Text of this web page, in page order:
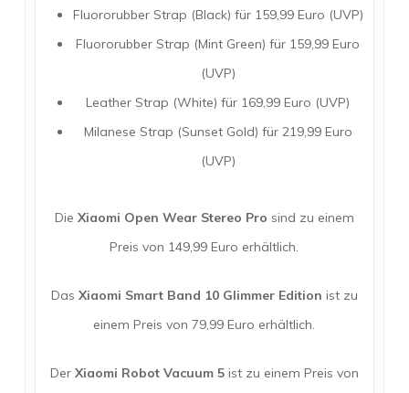
Fluororubber Strap (Black) für 159,99 Euro (UVP)
Fluororubber Strap (Mint Green) für 159,99 Euro
(UVP)
Leather Strap (White) für 169,99 Euro (UVP)
Milanese Strap (Sunset Gold) für 219,99 Euro
(UVP)
Die Xiaomi Open Wear Stereo Pro sind zu einem
Preis von 149,99 Euro erhältlich.
Das Xiaomi Smart Band 10 Glimmer Edition ist zu
einem Preis von 79,99 Euro erhältlich.
Der Xiaomi Robot Vacuum 5 ist zu einem Preis von